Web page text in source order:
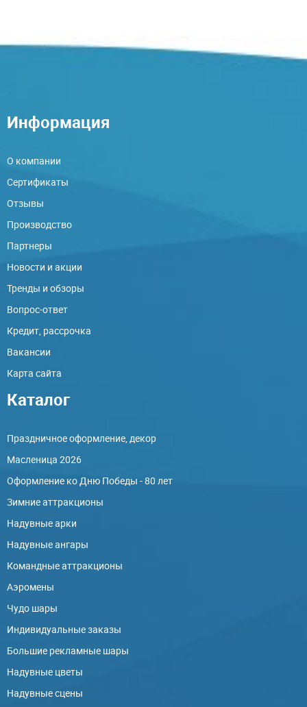
Информация
О компании
Сертификаты
Отзывы
Производство
Партнеры
Новости и акции
Тренды и обзоры
Вопрос-ответ
Кредит, рассрочка
Вакансии
Карта сайта
Каталог
Праздничное оформление, декор
Масленица 2026
Оформление ко Дню Победы - 80 лет
Зимние аттракционы
Надувные арки
Надувные ангары
Командные аттракционы
Аэромены
Чудо шары
Индивидуальные заказы
Большие рекламные шары
Надувные цветы
Надувные сцены